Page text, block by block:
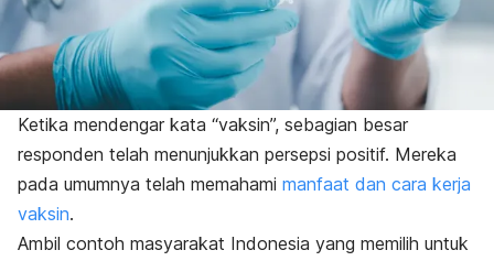
Ketika mendengar kata “vaksin”, sebagian besar
responden telah menunjukkan persepsi positif. Mereka
pada umumnya telah memahami manfaat dan cara kerja
vaksin.
Ambil contoh masyarakat Indonesia yang memilih untuk